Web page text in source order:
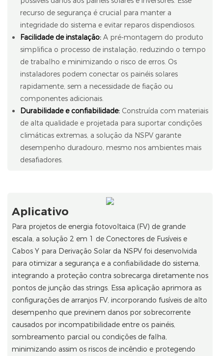
recurso de segurança é crucial para manter a
integridade do sistema e evitar reparos dispendiosos.
Facilidade de instalação:A pré-montagem do produto
simplifica o processo de instalação, reduzindo o tempo
de trabalho e minimizando o risco de erros. Os
instaladores podem conectar os painéis solares
rapidamente, sem a necessidade de fiação ou
componentes adicionais.
Durabilidade e confiabilidade:Construída com materiais
de alta qualidade e projetada para suportar condições
climáticas extremas, a solução da NSPV garante
desempenho duradouro, mesmo nos ambientes mais
desafiadores.
Aplicativo
Para projetos de energia fotovoltaica (FV) de grande
escala, a solução 2 em 1 de Conectores de Fusíveis e
Cabos Y para Derivação Solar da NSPV foi desenvolvida
para otimizar a segurança e a confiabilidade do sistema,
integrando a proteção contra sobrecarga diretamente nos
pontos de junção das strings. Essa aplicação aprimora as
configurações de arranjos FV, ​​incorporando fusíveis de alto
desempenho que previnem danos por sobrecorrente
causados ​​por incompatibilidade entre os painéis,
sombreamento parcial ou condições de falha,
minimizando assim os riscos de incêndio e protegendo